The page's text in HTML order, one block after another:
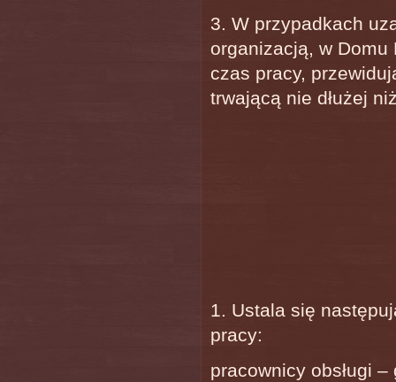
3. W przypadkach
organizacją, w
czas pracy,
trwającą nie dłużej
1. Ustala się
pracy:
pracownicy obsługi